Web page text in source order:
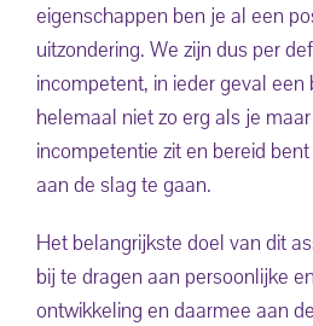
eigenschappen ben je al een
uitzondering. We zijn dus per
incompetent, in ieder geval
helemaal niet zo erg als je
incompetentie zit en bereid
aan de slag te gaan.
Het belangrijkste doel van dit
bij te dragen aan persoonlijke
ontwikkeling en daarmee aan